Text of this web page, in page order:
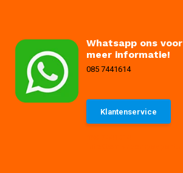
Whatsapp ons voor
meer informatie!
085 7441614
Klantenservice